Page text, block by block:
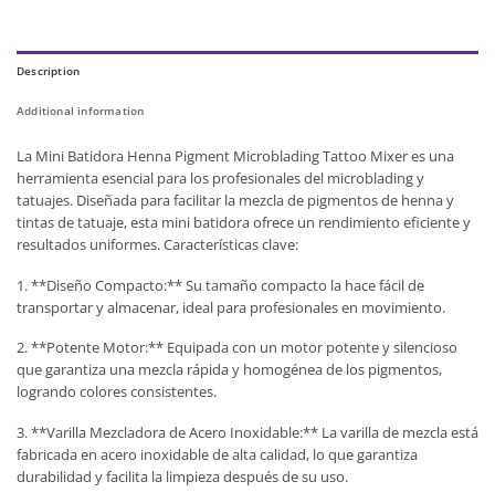
Description
Additional information
La Mini Batidora Henna Pigment Microblading Tattoo Mixer es una
herramienta esencial para los profesionales del microblading y
tatuajes. Diseñada para facilitar la mezcla de pigmentos de henna y
tintas de tatuaje, esta mini batidora ofrece un rendimiento eficiente y
resultados uniformes. Características clave:
1. **Diseño Compacto:** Su tamaño compacto la hace fácil de
transportar y almacenar, ideal para profesionales en movimiento.
2. **Potente Motor:** Equipada con un motor potente y silencioso
que garantiza una mezcla rápida y homogénea de los pigmentos,
logrando colores consistentes.
3. **Varilla Mezcladora de Acero Inoxidable:** La varilla de mezcla está
fabricada en acero inoxidable de alta calidad, lo que garantiza
durabilidad y facilita la limpieza después de su uso.